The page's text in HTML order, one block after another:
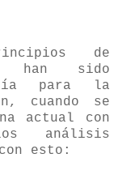
de
han sido
para la
cuando se
actual con
análisis
esto: